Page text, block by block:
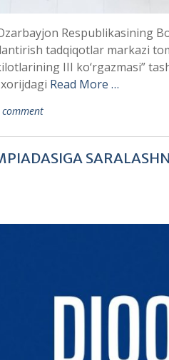
Respublikasining
tadqiqotlar markazi
III ko‘rgazmasi”
Read More …
comment